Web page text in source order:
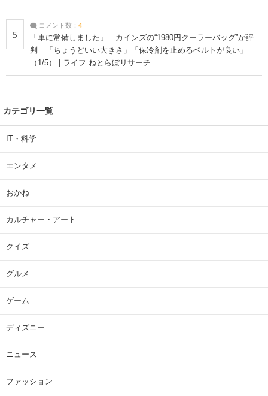
5
コメント数： 4
「車に常備しました」 カインズの“1980円クーラーバッグ”が評
判 「ちょうどいい大きさ」「保冷剤を止めるベルトが良い」
（1/5） | ライフ ねとらぼリサーチ
カテゴリ一覧
IT・科学
エンタメ
おかね
カルチャー・アート
クイズ
グルメ
ゲーム
ディズニー
ニュース
ファッション